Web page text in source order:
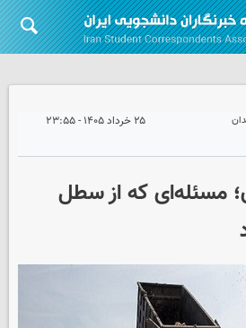
۲۵ خرداد ۱۴۰۵ - ۲۳:۵۵
مسئله‌ای که از سطل